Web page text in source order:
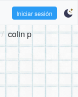
Iniciar sesión
colin p